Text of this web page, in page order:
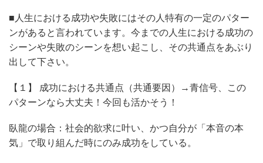
■人生における成功や失敗にはその人特有の一定のパター
ンがあると言われています。今までの人生における成功の
シーンや失敗のシーンを想い起こし、その共通点をあぶり
出して下さい。
【１】 成功における共通点（共通要因）→青信号、この
パターンなら大丈夫！今回も活かそう！
臥龍の場合：社会的欲求に叶い、かつ自分が「本音の本
気」で取り組んだ時にのみ成功をしている。